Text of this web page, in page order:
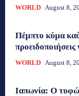
WORLD August 8,
Πέμπτο κύμα
προειδοποιήσεις
WORLD August 8,
Ιαπωνία: Ο